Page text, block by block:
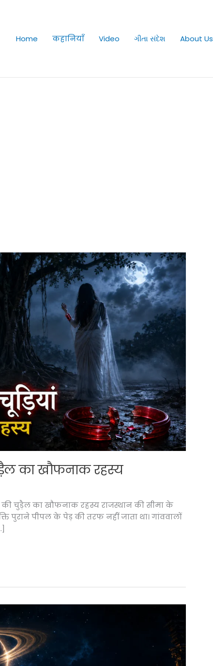
Home कहानियाँ Video ગીતા સંદેશ About Us
का खौफनाक रहस्य
की चुड़ैल का खौफनाक रहस्य राजस्थान की सीमा के
पुराने पीपल के पेड़ की तरफ नहीं जाता था। गांववालों